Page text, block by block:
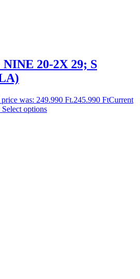
20-2X 29; S
was: 249.990 Ft.245.990 FtCurrent
Select options